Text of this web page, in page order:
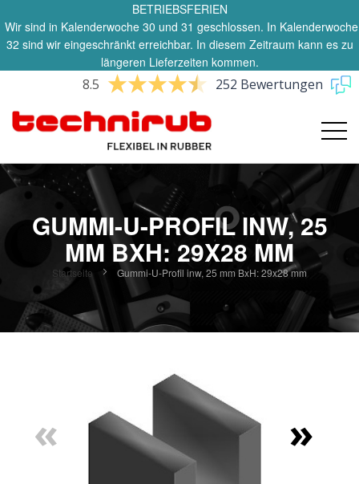
BETRIEBSFERIEN
Wir sind in Kalenderwoche 30 und 31 geschlossen. In Kalenderwoche
32 sind wir eingeschränkt erreichbar. In diesem Zeitraum kann es zu
längeren Lieferzeiten kommen.
8.5 252 Bewertungen
GUMMI-U-PROFIL INW, 25
MM BXH: 29X28 MM
Startseite Gummi-U-Profil inw, 25 mm BxH: 29x28 mm
springen
« »